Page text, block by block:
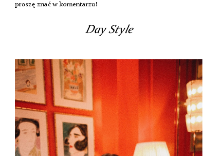
proszę znać w komentarzu!
Day Style